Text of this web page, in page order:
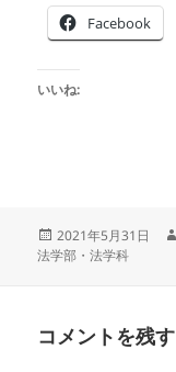
Facebook
いいね:
投
稿
2021年5月31日
法学部・法学科
コメントを残す